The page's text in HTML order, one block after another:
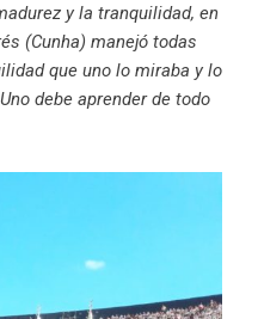
y la tranquilidad, en
(Cunha) manejó todas
que uno lo miraba y lo
debe aprender de todo